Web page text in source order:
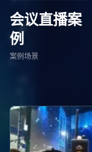
会议直播案
例
案例场景